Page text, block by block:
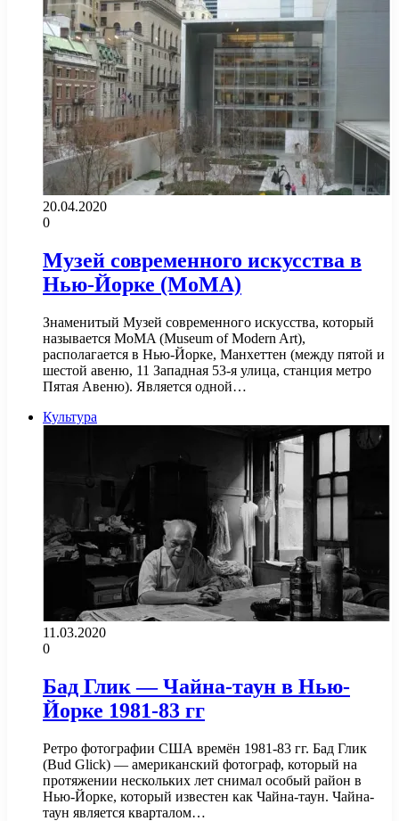
20.04.2020
0
Музей современного искусства в
Нью-Йорке (MoMA)
Знаменитый Музей современного искусства, который
называется MoMA (Museum of Modern Art),
располагается в Нью-Йорке, Манхеттен (между пятой и
шестой авеню, 11 Западная 53-я улица, станция метро
Пятая Авеню). Является одной…
Культура
11.03.2020
0
Бад Глик — Чайна-таун в Нью-
Йорке 1981-83 гг
Ретро фотографии США времён 1981-83 гг. Бад Глик
(Bud Glick) — американский фотограф, который на
протяжении нескольких лет снимал особый район в
Нью-Йорке, который известен как Чайна-таун. Чайна-
таун является кварталом…